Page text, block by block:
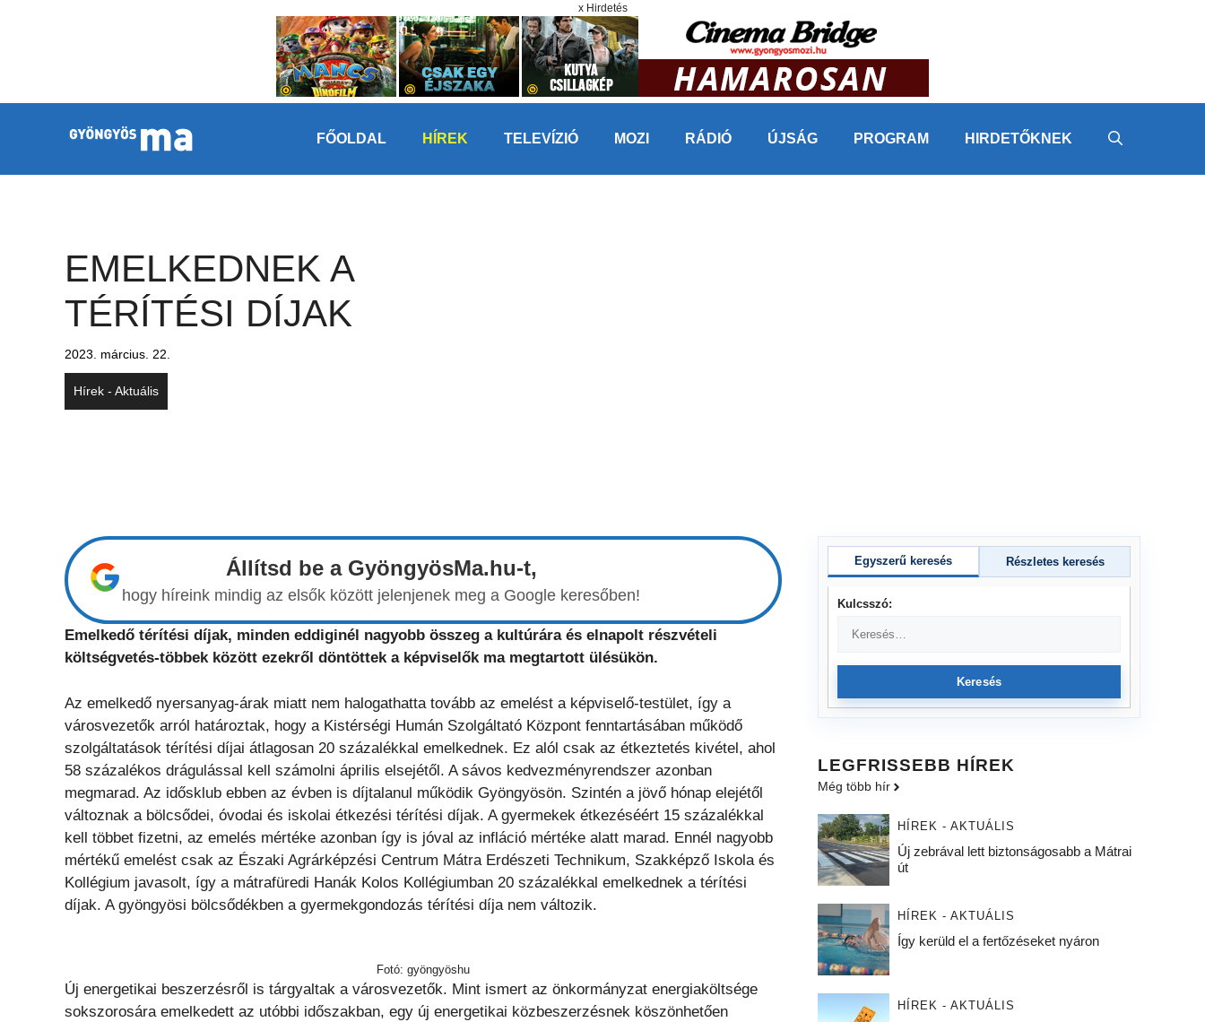
x Hirdetés
FŐOLDAL HÍREK TELEVÍZIÓ MOZI RÁDIÓ ÚJSÁG PROGRAM HIRDETŐKNEK
EMELKEDNEK A
TÉRÍTÉSI DÍJAK
2023. március. 22.
Hírek - Aktuális
Állítsd be a GyöngyösMa.hu-t,
hogy híreink mindig az elsők között jelenjenek meg a Google keresőben!
Emelkedő térítési díjak, minden eddiginél nagyobb összeg a kultúrára és elnapolt részvételi
költségvetés-többek között ezekről döntöttek a képviselők ma megtartott ülésükön.
Az emelkedő nyersanyag-árak miatt nem halogathatta tovább az emelést a képviselő-testület, így a
városvezetők arról határoztak, hogy a Kistérségi Humán Szolgáltató Központ fenntartásában működő
szolgáltatások térítési díjai átlagosan 20 százalékkal emelkednek. Ez alól csak az étkeztetés kivétel, ahol
58 százalékos drágulással kell számolni április elsejétől. A sávos kedvezményrendszer azonban
megmarad. Az idősklub ebben az évben is díjtalanul működik Gyöngyösön. Szintén a jövő hónap elejétől
változnak a bölcsődei, óvodai és iskolai étkezési térítési díjak. A gyermekek étkezéséért 15 százalékkal
kell többet fizetni, az emelés mértéke azonban így is jóval az infláció mértéke alatt marad. Ennél nagyobb
mértékű emelést csak az Északi Agrárképzési Centrum Mátra Erdészeti Technikum, Szakképző Iskola és
Kollégium javasolt, így a mátrafüredi Hanák Kolos Kollégiumban 20 százalékkal emelkednek a térítési
díjak. A gyöngyösi bölcsődékben a gyermekgondozás térítési díja nem változik.
Fotó: gyöngyöshu
Új energetikai beszerzésről is tárgyaltak a városvezetők. Mint ismert az önkormányzat energiaköltsége
sokszorosára emelkedett az utóbbi időszakban, egy új energetikai közbeszerzésnek köszönhetően
Egyszerű keresés Részletes keresés
Kulcsszó:
Keresés
LEGFRISSEBB HÍREK
Még több hír
HÍREK - AKTUÁLIS
Új zebrával lett biztonságosabb a Mátrai
út
HÍREK - AKTUÁLIS
Így kerüld el a fertőzéseket nyáron
HÍREK - AKTUÁLIS